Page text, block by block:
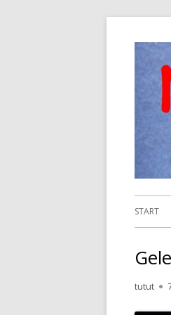
START
Autor
tutut